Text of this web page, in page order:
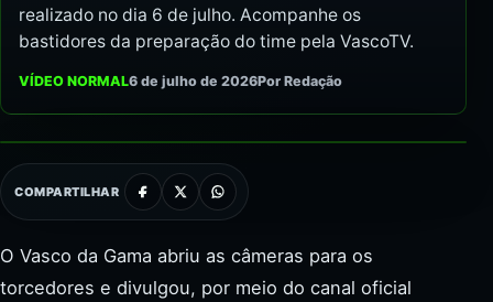
realizado no dia 6 de julho. Acompanhe os
bastidores da preparação do time pela VascoTV.
VÍDEO NORMAL6 de julho de 2026Por Redação
COMPARTILHAR
O Vasco da Gama abriu as câmeras para os
torcedores e divulgou, por meio do canal oficial